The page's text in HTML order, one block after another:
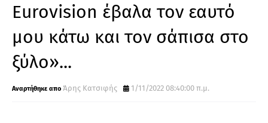
Eurovision έβαλα τον εαυτό
μου κάτω και τον σάπισα στο
ξύλο»...
Άρης Κατσιφής 1/11/2022 08:40:00 π.μ.